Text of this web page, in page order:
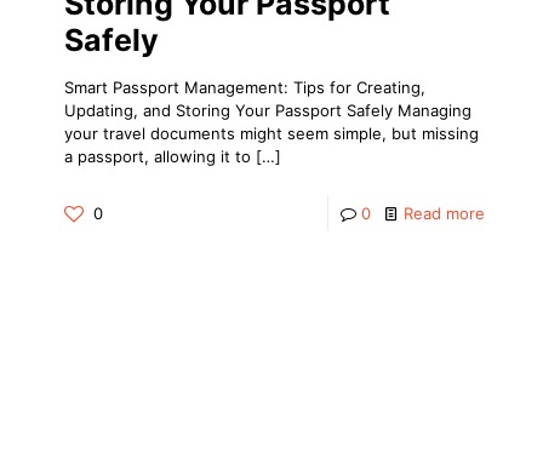
Safely
Smart Passport Management: Tips for Creating,
Updating, and Storing Your Passport Safely Managing
your travel documents might seem simple, but missing
a passport, allowing it to […]
0 0 Read more